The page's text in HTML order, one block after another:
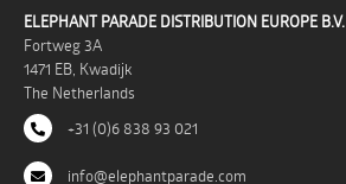
ELEPHANT PARADE DISTRIBUTION EUROPE B.V.
Fortweg 3A
1471 EB, Kwadijk
The Netherlands
+31 (0)6 838 93 021
info@elephantparade.com